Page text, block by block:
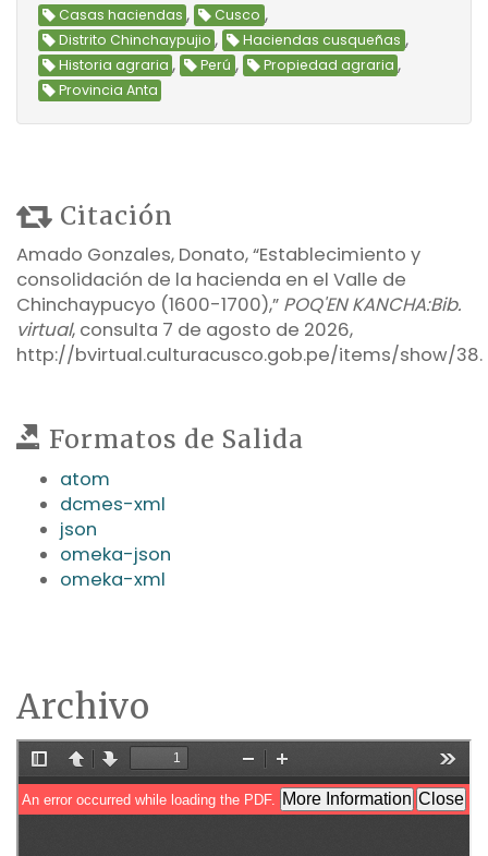
Casas haciendas , Cusco ,
Distrito Chinchaypujio , Haciendas cusqueñas ,
Historia agraria , Perú , Propiedad agraria ,
Provincia Anta
Citación
Amado Gonzales, Donato, “Establecimiento y
consolidación de la hacienda en el Valle de
Chinchaypucyo (1600-1700),” POQ'EN KANCHA:Bib.
virtual, consulta 7 de agosto de 2026,
http://bvirtual.culturacusco.gob.pe/items/show/38.
Formatos de Salida
atom
dcmes-xml
json
omeka-json
omeka-xml
Archivo